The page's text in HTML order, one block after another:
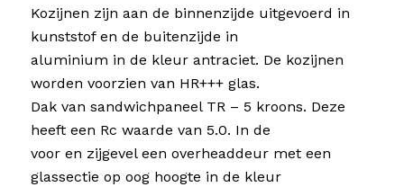
Kozijnen zijn aan de binnenzijde uitgevoerd in
kunststof en de buitenzijde in
aluminium in de kleur antraciet. De kozijnen
worden voorzien van HR+++ glas.
Dak van sandwichpaneel TR – 5 kroons. Deze
heeft een Rc waarde van 5.0. In de
voor en zijgevel een overheaddeur met een
glassectie op oog hoogte in de kleur